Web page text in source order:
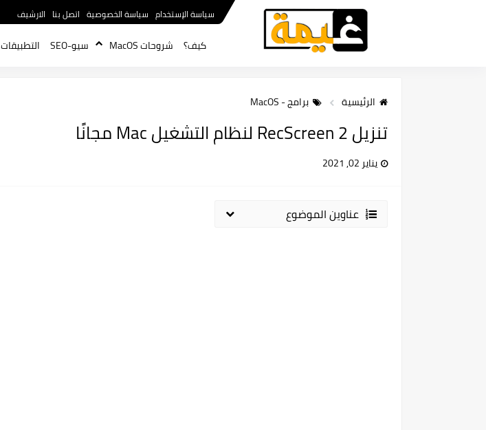
سياسة الإستخدام سياسة الخصوصية اتصل بنا الارشيف
كيف؟ شروحات MacOS سيو-SEO التطبيقات
الرئيسية برامج - MacOS
تنزيل RecScreen 2 لنظام التشغيل Mac مجانًا
يناير 02, 2021
عناوين الموضوع